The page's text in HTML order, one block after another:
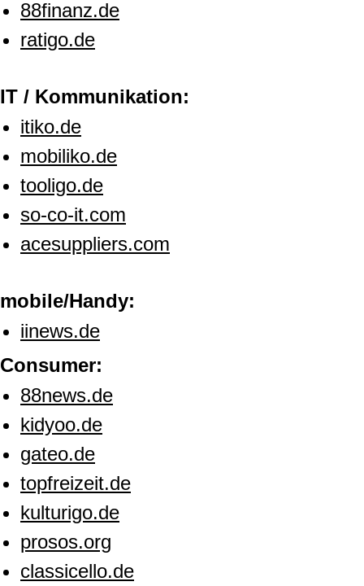
88finanz.de
ratigo.de
IT / Kommunikation:
itiko.de
mobiliko.de
tooligo.de
so-co-it.com
acesuppliers.com
mobile/Handy:
iinews.de
Consumer:
88news.de
kidyoo.de
gateo.de
topfreizeit.de
kulturigo.de
prosos.org
classicello.de